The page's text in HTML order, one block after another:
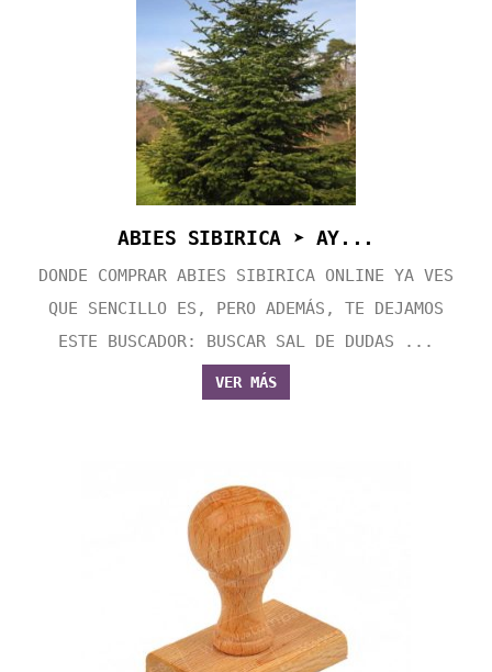
ABIES SIBIRICA ➤ AY...
DONDE COMPRAR ABIES SIBIRICA ONLINE YA VES
QUE SENCILLO ES, PERO ADEMÁS, TE DEJAMOS
ESTE BUSCADOR: BUSCAR SAL DE DUDAS ...
VER MÁS